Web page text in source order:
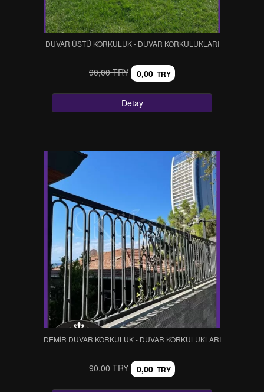
DUVAR ÜSTÜ KORKULUK - DUVAR KORKULUKLARI
90,00 TRY 0,00 TRY
Detay
DEMİR DUVAR KORKULUK - DUVAR KORKULUKLARI
90,00 TRY 0,00 TRY